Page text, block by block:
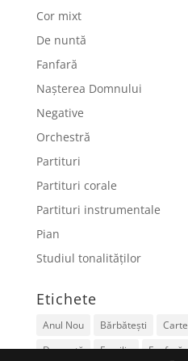
Cor mixt
De nuntă
Fanfară
Nașterea Domnului
Negative
Orchestră
Partituri
Partituri corale
Partituri instrumentale
Pian
Studiul tonalităților
Etichete
Anul Nou Bărbătești Carte
De nuntă
Familie Fanfară